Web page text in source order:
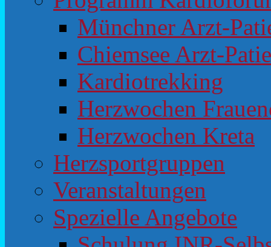
Münchner Arzt-
Chiemsee Arzt-
Kardiotrekking
Herzwochen
Herzwochen Kreta
Herzsportgruppen
Veranstaltungen
Spezielle Angebote